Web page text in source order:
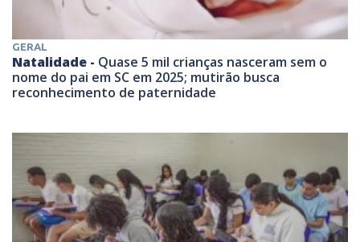
GERAL
Natalidade - Quase 5 mil crianças nasceram sem o
nome do pai em SC em 2025; mutirão busca
reconhecimento de paternidade